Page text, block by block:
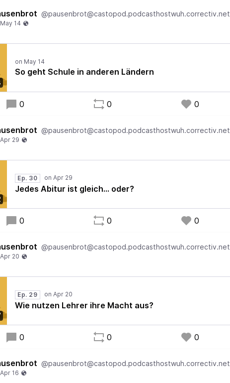
@pausenbrot@castopod.podcasthostwuh.correctiv.net
So geht Schule in anderen Ländern
0 0 0
@pausenbrot@castopod.podcasthostwuh.correctiv.net
Ep. 30
Jedes Abitur ist gleich… oder?
0 0 0
@pausenbrot@castopod.podcasthostwuh.correctiv.net
Ep. 29
Wie nutzen Lehrer ihre Macht aus?
0 0 0
@pausenbrot@castopod.podcasthostwuh.correctiv.net